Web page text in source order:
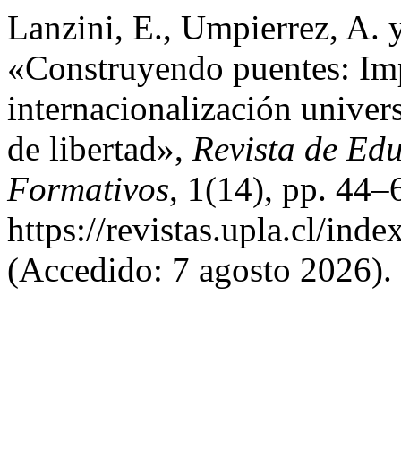
Lanzini, E., Umpierrez, A.
«Construyendo puentes:
internacionalización
de libertad», Revista de
Formativos, 1(14), pp.
https://revistas.upla.cl/
(Accedido: 7 agosto 2026).